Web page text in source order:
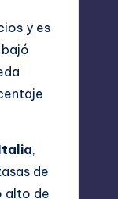
y es
,
de
alto de